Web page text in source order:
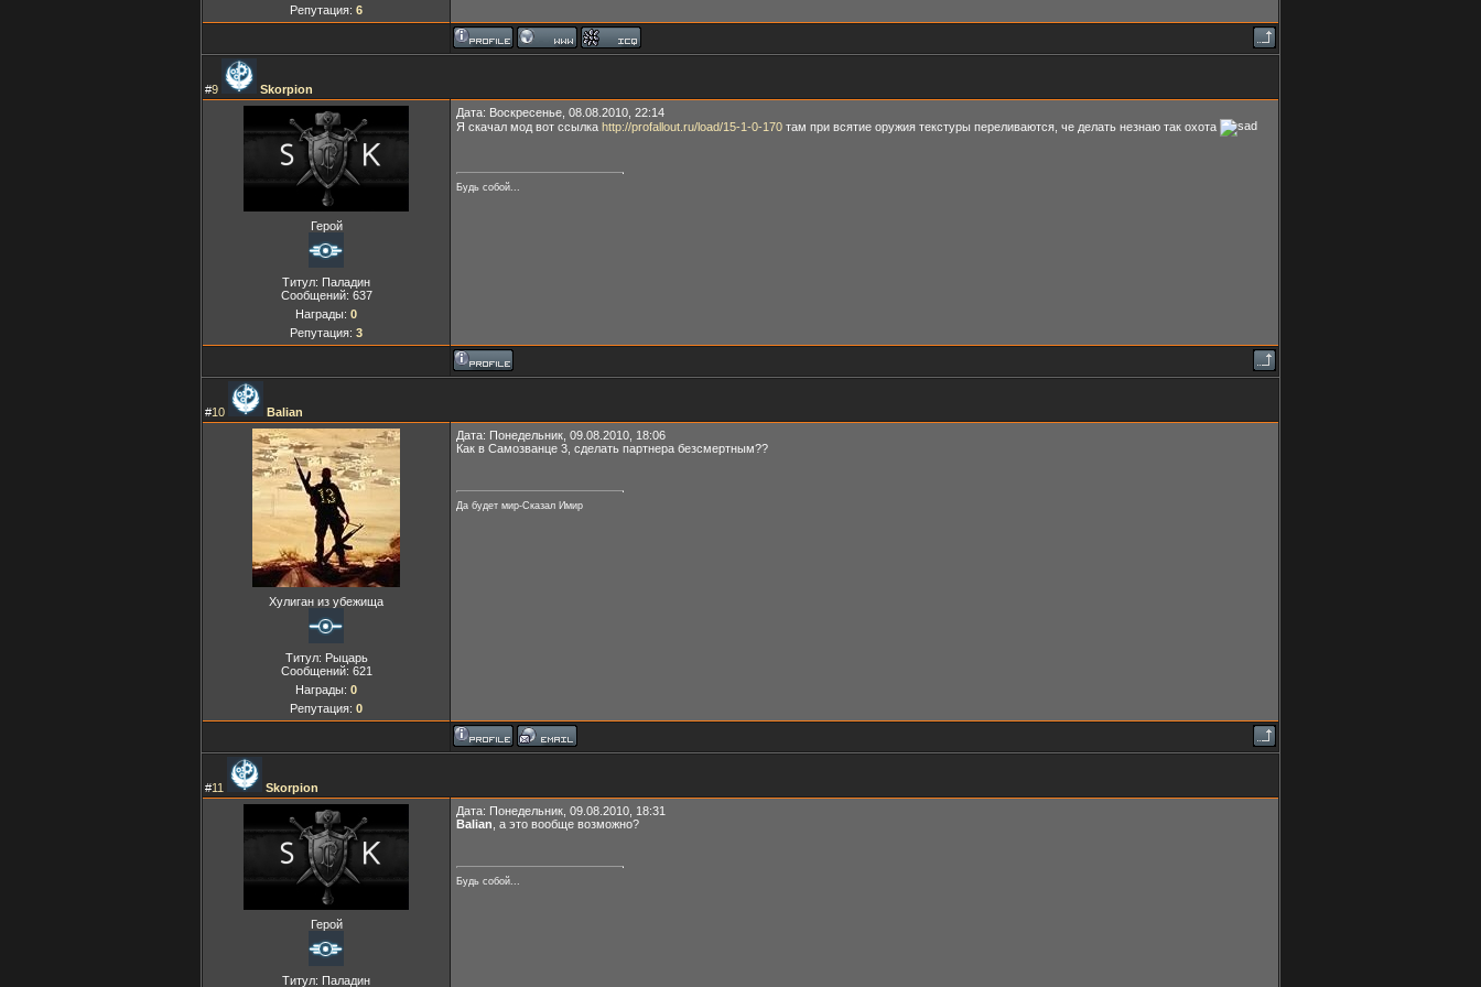
Репутация: 6
#9 Skorpion
Герой
Титул: Паладин
Сообщений: 637
Награды: 0
Репутация: 3
Дата: Воскресенье, 08.08.2010, 22:14
Я скачал мод вот ссылка http://profallout.ru/load/15-1-0-170 там при всятие оружия текстуры переливаются, че делать незнаю так охота
Будь собой...
#10 Balian
Хулиган из убежища
Титул: Рыцарь
Сообщений: 621
Награды: 0
Репутация: 0
Дата: Понедельник, 09.08.2010, 18:06
Как в Самозванце 3, сделать партнера безсмертным??
Да будет мир-Сказал Имир
#11 Skorpion
Герой
Титул: Паладин
Дата: Понедельник, 09.08.2010, 18:31
Balian , а это вообще возможно?
Будь собой...